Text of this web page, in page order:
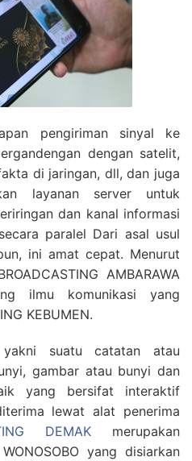
pengiriman sinyal ke
dengan satelit,
di jaringan, dll, dan juga
layanan server untuk
dan kanal informasi
paralel Dari asal usul
ini amat cepat. Menurut
AMBARAWA
ilmu komunikasi yang
KEBUMEN.
suatu catatan atau
gambar atau bunyi dan
yang bersifat interaktif
lewat alat penerima
DEMAK merupakan
yang disiarkan